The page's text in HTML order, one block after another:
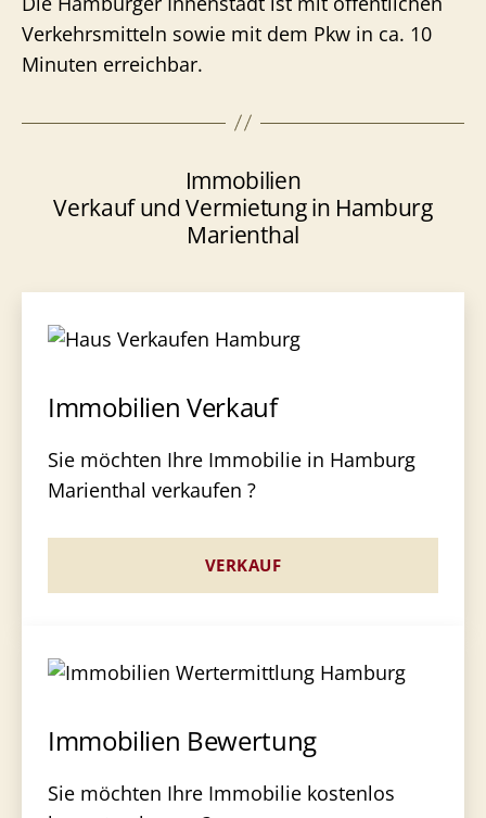
Verkehrsmitteln sowie mit dem Pkw in ca. 10
Minuten erreichbar.
Immobilien
Verkauf und Vermietung in Hamburg
Marienthal
Immobilien Verkauf
Sie möchten Ihre Immobilie in Hamburg
Marienthal verkaufen ?
VERKAUF
Immobilien Bewertung
Sie möchten Ihre Immobilie kostenlos